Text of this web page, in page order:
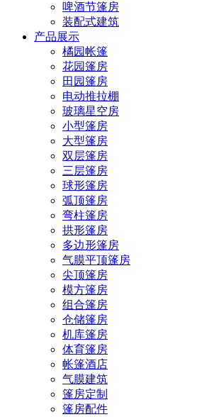
啤酒节篷房
装配式建筑
产品展示
橘园帐篷
花园篷房
田园篷房
电动推拉棚
玻璃星空房
小型篷房
大型篷房
双层篷房
三层篷房
球形篷房
弧顶篷房
弯柱篷房
拱形篷房
多边形篷房
气膜平顶篷房
尖顶篷房
模方篷房
组合篷房
仓储篷房
机库篷房
体育篷房
帐篷酒店
气膜建筑
篷房定制
篷房配件